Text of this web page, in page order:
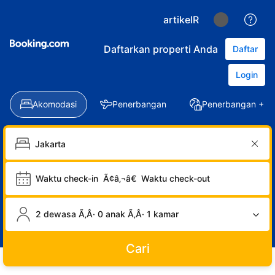
artikelR
Daftarkan properti Anda Daftar
Login
Akomodasi Penerbangan Penerbangan +
Waktu check-in Ã¢â‚¬â€ Waktu check-out
2 dewasa Ã‚Â· 0 anak Ã‚Â· 1 kamar
Cari